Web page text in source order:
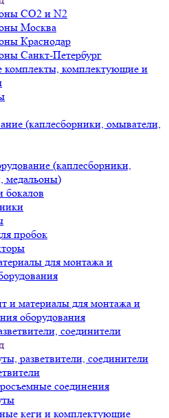
СО2 и N2
Москва
Краснодар
Санкт-Петербург
комплекты, комплектующие и
(каплесборники, омыватели,
(каплесборники,
медальоны)
бокалов
пробок
для монтажа и
и материалы для монтажа и
оборудования
соединители
разветвители, соединители
соединения
кеги и комплектующие